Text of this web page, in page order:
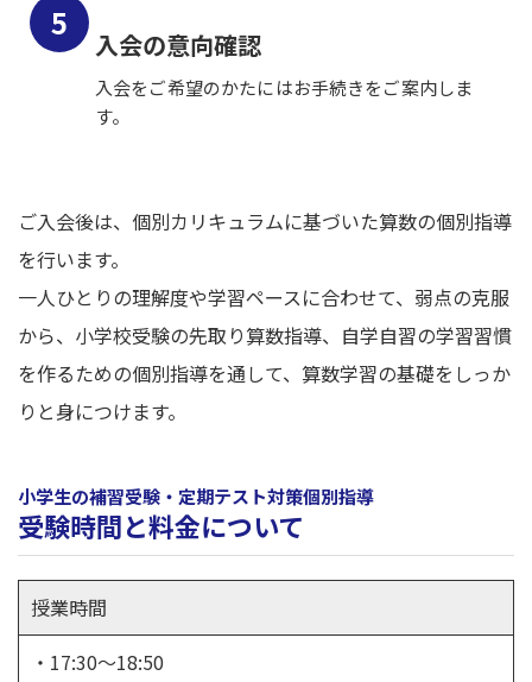
入会の意向確認
入会をご希望のかたにはお手続きをご案内しま
す。
ご入会後は、個別カリキュラムに基づいた算数の個別指導
を行います。
一人ひとりの理解度や学習ペースに合わせて、弱点の克服
から、小学校受験の先取り算数指導、自学自習の学習習慣
を作るための個別指導を通して、算数学習の基礎をしっか
りと身につけます。
小学生の補習受験・定期テスト対策個別指導
受験時間と料金について
授業時間
・17:30～18:50